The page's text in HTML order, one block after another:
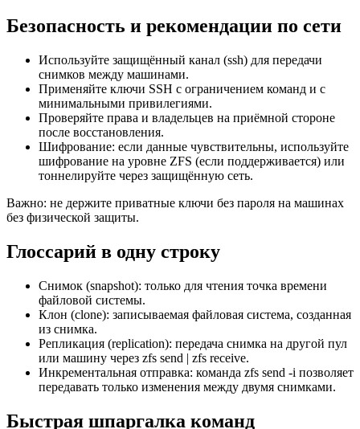
Безопасность и рекомендации по сети
Используйте защищённый канал (ssh) для передачи
снимков между машинами.
Применяйте ключи SSH с ограничением команд и с
минимальными привилегиями.
Проверяйте права и владельцев на приёмной стороне
после восстановления.
Шифрование: если данные чувствительны, используйте
шифрование на уровне ZFS (если поддерживается) или
тоннелируйте через защищённую сеть.
Важно: не держите приватные ключи без пароля на машинах
без физической защиты.
Глоссарий в одну строку
Снимок (snapshot): только для чтения точка времени
файловой системы.
Клон (clone): записываемая файловая система, созданная
из снимка.
Репликация (replication): передача снимка на другой пул
или машину через zfs send | zfs receive.
Инкрементальная отправка: команда zfs send -i позволяет
передавать только изменения между двумя снимками.
Быстрая шпаргалка команд